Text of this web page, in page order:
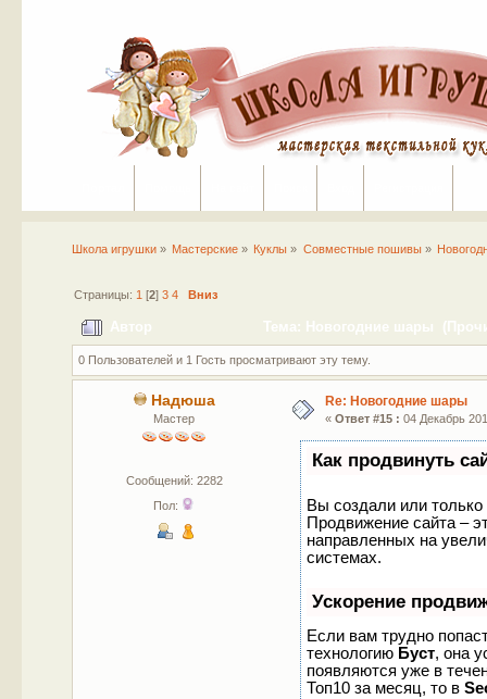
Школа игрушки» Мастерские » Куклы » Совместные пошивы»
Страницы: 1 [2] 3 4 Вниз
Автор Тема: Новогодние шары
0 Пользователей и 1 Гость просматривают эту тему.
Надюша
Мастер
Сообщений: 2282
Пол:
Re: Новогодние шары
« Ответ #15 : 04 Декабрь
Как продвинуть
Вы создали или только
Продвижение сайта –
направленных на
системах.
Ускорение
Если вам трудно
технологию Буст, она
появляются уже в
Топ10 за месяц, то в